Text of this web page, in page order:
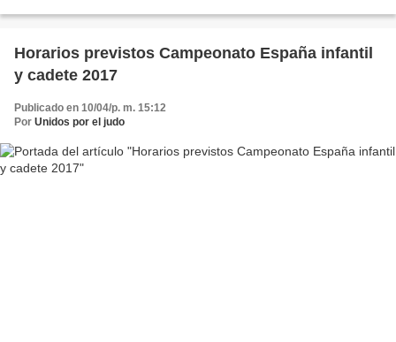
Horarios previstos Campeonato España infantil
y cadete 2017
Publicado en 10/04/p. m. 15:12
Por Unidos por el judo